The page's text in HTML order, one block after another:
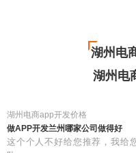
湖州电
湖州电
湖州电商app开发价格
做APP开发兰州哪家公司做得好
这个个人不好给您推荐，我给